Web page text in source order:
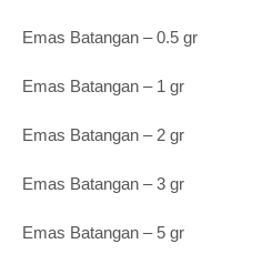
Emas Batangan – 0.5
Emas Batangan – 1 gr
Emas Batangan – 2 gr
Emas Batangan – 3 gr
Emas Batangan – 5 gr